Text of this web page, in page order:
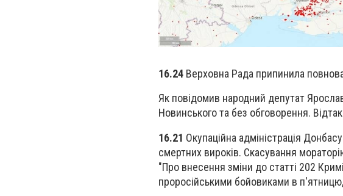
16.24 Верховна Рада припинила
Як повідомив народний депутат
Новинського та без обговорення.
16.21 Окупаційна адміністрація
смертних вироків. Скасування
"Про внесення зміни до статті 202
проросійськими бойовиками в